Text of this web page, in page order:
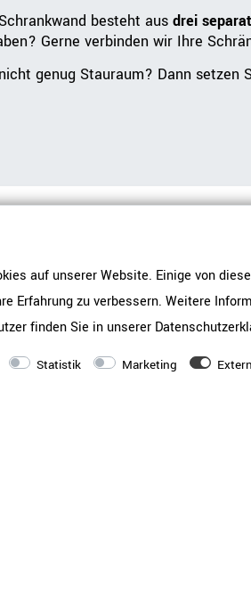
besteht aus drei
Gerne verbinden wir Ihre
genug Stauraum? Dann
Maro Office Furniture
auf unserer Website. Einige von
Erfahrung zu verbessern. Weitere
finden Sie in unserer
Statistik Marketing